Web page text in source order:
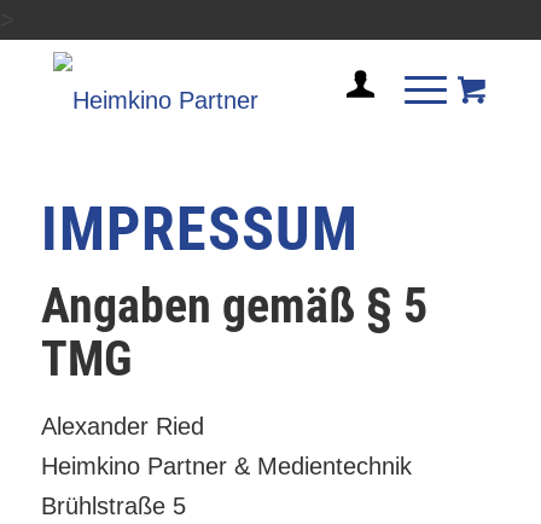
IMPRESSUM
Angaben gemäß § 5
TMG
Alexander Ried
Heimkino Partner & Medientechnik
Brühlstraße 5